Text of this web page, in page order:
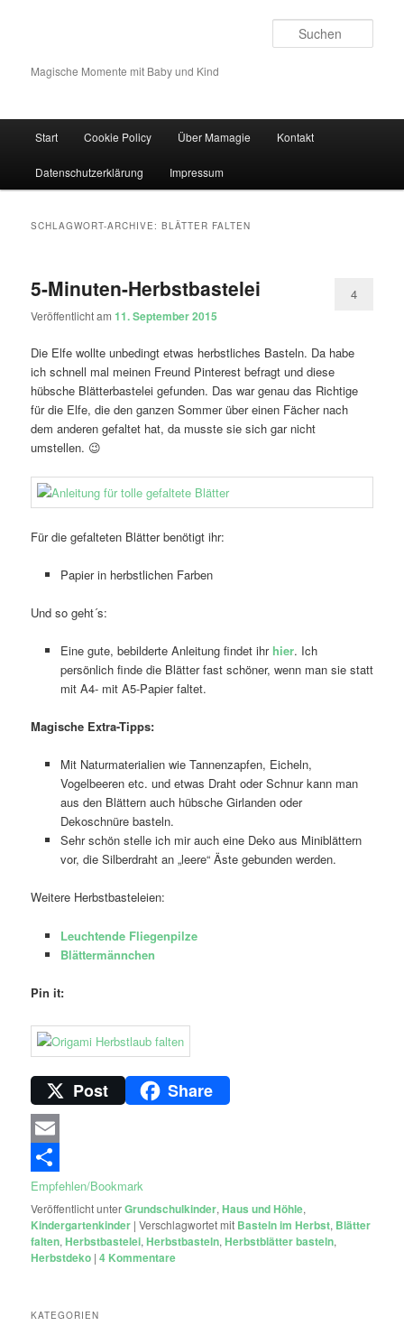
Magische Momente mit Baby und Kind
Zum Inhalt wechseln
Zum sekundären Inhalt wechseln
Start Cookie Policy Über Mamagie Kontakt
Datenschutzerklärung Impressum
SCHLAGWORT-ARCHIVE:BLÄTTER FALTEN
5-Minuten-Herbstbastelei
Veröffentlicht am11. September 2015
4
Die Elfe wollte unbedingt etwas herbstliches Basteln. Da habe
ich schnell mal meinen Freund Pinterest befragt und diese
hübsche Blätterbastelei gefunden. Das war genau das Richtige
für die Elfe, die den ganzen Sommer über einen Fächer nach
dem anderen gefaltet hat, da musste sie sich gar nicht
umstellen. 😉
Für die gefalteten Blätter benötigt ihr:
Papier in herbstlichen Farben
Und so geht´s:
Eine gute, bebilderte Anleitung findet ihrhier. Ich
persönlich finde die Blätter fast schöner, wenn man sie statt
mit A4- mit A5-Papier faltet.
Magische Extra-Tipps:
Mit Naturmaterialien wie Tannenzapfen, Eicheln,
Vogelbeeren etc. und etwas Draht oder Schnur kann man
aus den Blättern auch hübsche Girlanden oder
Dekoschnüre basteln.
Sehr schön stelle ich mir auch eine Deko aus Miniblättern
vor, die Silberdraht an „leere“ Äste gebunden werden.
Weitere Herbstbasteleien:
Leuchtende Fliegenpilze
Blättermännchen
Pin it:
Post Share
Email
Empfehlen/Bookmark
Veröffentlicht unterGrundschulkinder,Haus und Höhle,
Kindergartenkinder |Verschlagwortet mit Basteln im Herbst, Blätter
falten,Herbstbastelei,Herbstbasteln,Herbstblätter basteln,
Herbstdeko |4 Kommentare
KATEGORIEN